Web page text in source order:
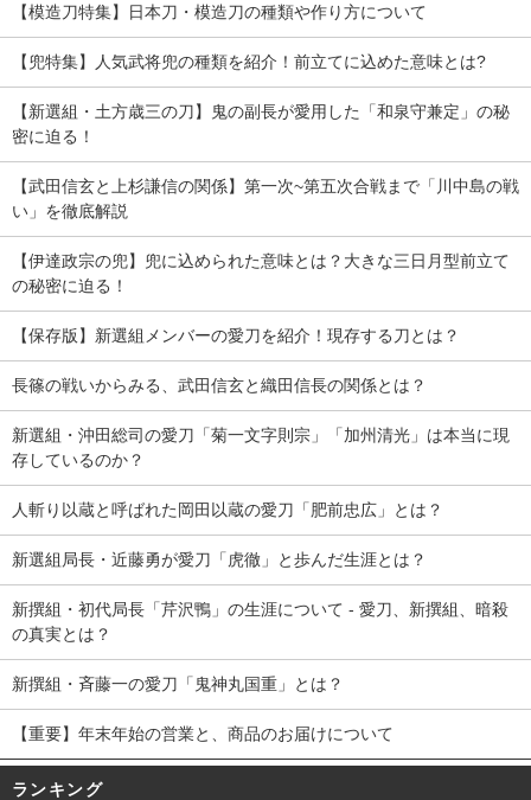
【模造刀特集】日本刀・模造刀の種類や作り方について
【兜特集】人気武将兜の種類を紹介！前立てに込めた意味とは?
【新選組・土方歳三の刀】鬼の副長が愛用した「和泉守兼定」の秘
密に迫る！
【武田信玄と上杉謙信の関係】第一次~第五次合戦まで「川中島の戦
い」を徹底解説
【伊達政宗の兜】兜に込められた意味とは？大きな三日月型前立て
の秘密に迫る！
【保存版】新選組メンバーの愛刀を紹介！現存する刀とは？
長篠の戦いからみる、武田信玄と織田信長の関係とは？
新選組・沖田総司の愛刀「菊一文字則宗」「加州清光」は本当に現
存しているのか？
人斬り以蔵と呼ばれた岡田以蔵の愛刀「肥前忠広」とは？
新選組局長・近藤勇が愛刀「虎徹」と歩んだ生涯とは？
新撰組・初代局長「芹沢鴨」の生涯について - 愛刀、新撰組、暗殺
の真実とは？
新撰組・斉藤一の愛刀「鬼神丸国重」とは？
【重要】年末年始の営業と、商品のお届けについて
ランキング